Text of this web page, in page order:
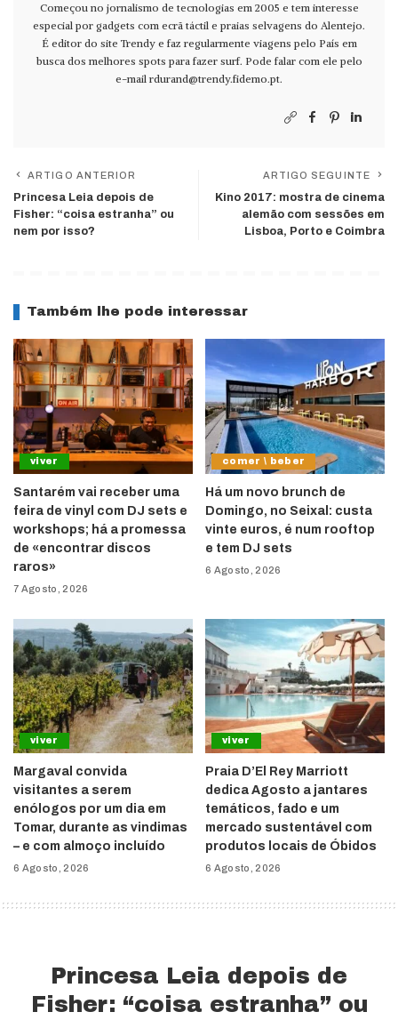
Começou no jornalismo de tecnologias em 2005 e tem interesse
especial por gadgets com ecrã táctil e praias selvagens do Alentejo.
É editor do site Trendy e faz regularmente viagens pelo País em
busca dos melhores spots para fazer surf. Pode falar com ele pelo
e-mail rdurand@trendy.fidemo.pt.
ARTIGO ANTERIOR
Princesa Leia depois de
Fisher: “coisa estranha” ou
nem por isso?
ARTIGO SEGUINTE
Kino 2017: mostra de cinema
alemão com sessões em
Lisboa, Porto e Coimbra
Também lhe pode interessar
viver
Santarém vai receber uma
feira de vinyl com DJ sets e
workshops; há a promessa
de «encontrar discos
raros»
7 Agosto, 2026
comer \ beber
Há um novo brunch de
Domingo, no Seixal: custa
vinte euros, é num rooftop
e tem DJ sets
6 Agosto, 2026
viver
Margaval convida
visitantes a serem
enólogos por um dia em
Tomar, durante as vindimas
– e com almoço incluído
6 Agosto, 2026
viver
Praia D’El Rey Marriott
dedica Agosto a jantares
temáticos, fado e um
mercado sustentável com
produtos locais de Óbidos
6 Agosto, 2026
Princesa Leia depois de
Fisher: “coisa estranha” ou